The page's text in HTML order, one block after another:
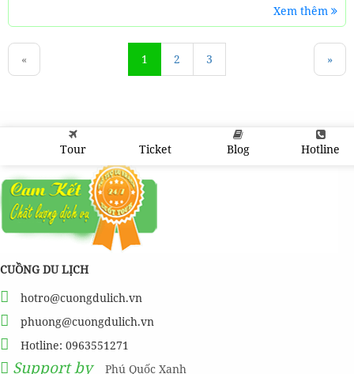
Xem thêm
« 1 2 3 »
Tour Ticket Blog Hotline
CUỒNG DU LỊCH
hotro@cuongdulich.vn
phuong@cuongdulich.vn
Hotline: 0963551271
Support by Phú Quốc Xanh